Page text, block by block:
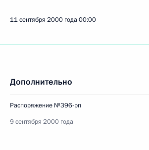
11 сентября 2000 года00:00
Дополнительно
Распоряжение №396-рп
9 сентября 2000 года